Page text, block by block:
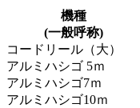
機種
(一般呼称)
コードリール（大）
アルミハシゴ 5ｍ
アルミハシゴ7ｍ
アルミハシゴ10ｍ